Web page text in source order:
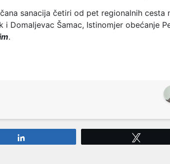
sanacija četiri od pet regionalnih cesta
Domaljevac Šamac, Istinomjer obećanje
.